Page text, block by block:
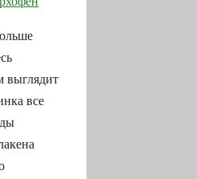
выглядит
все